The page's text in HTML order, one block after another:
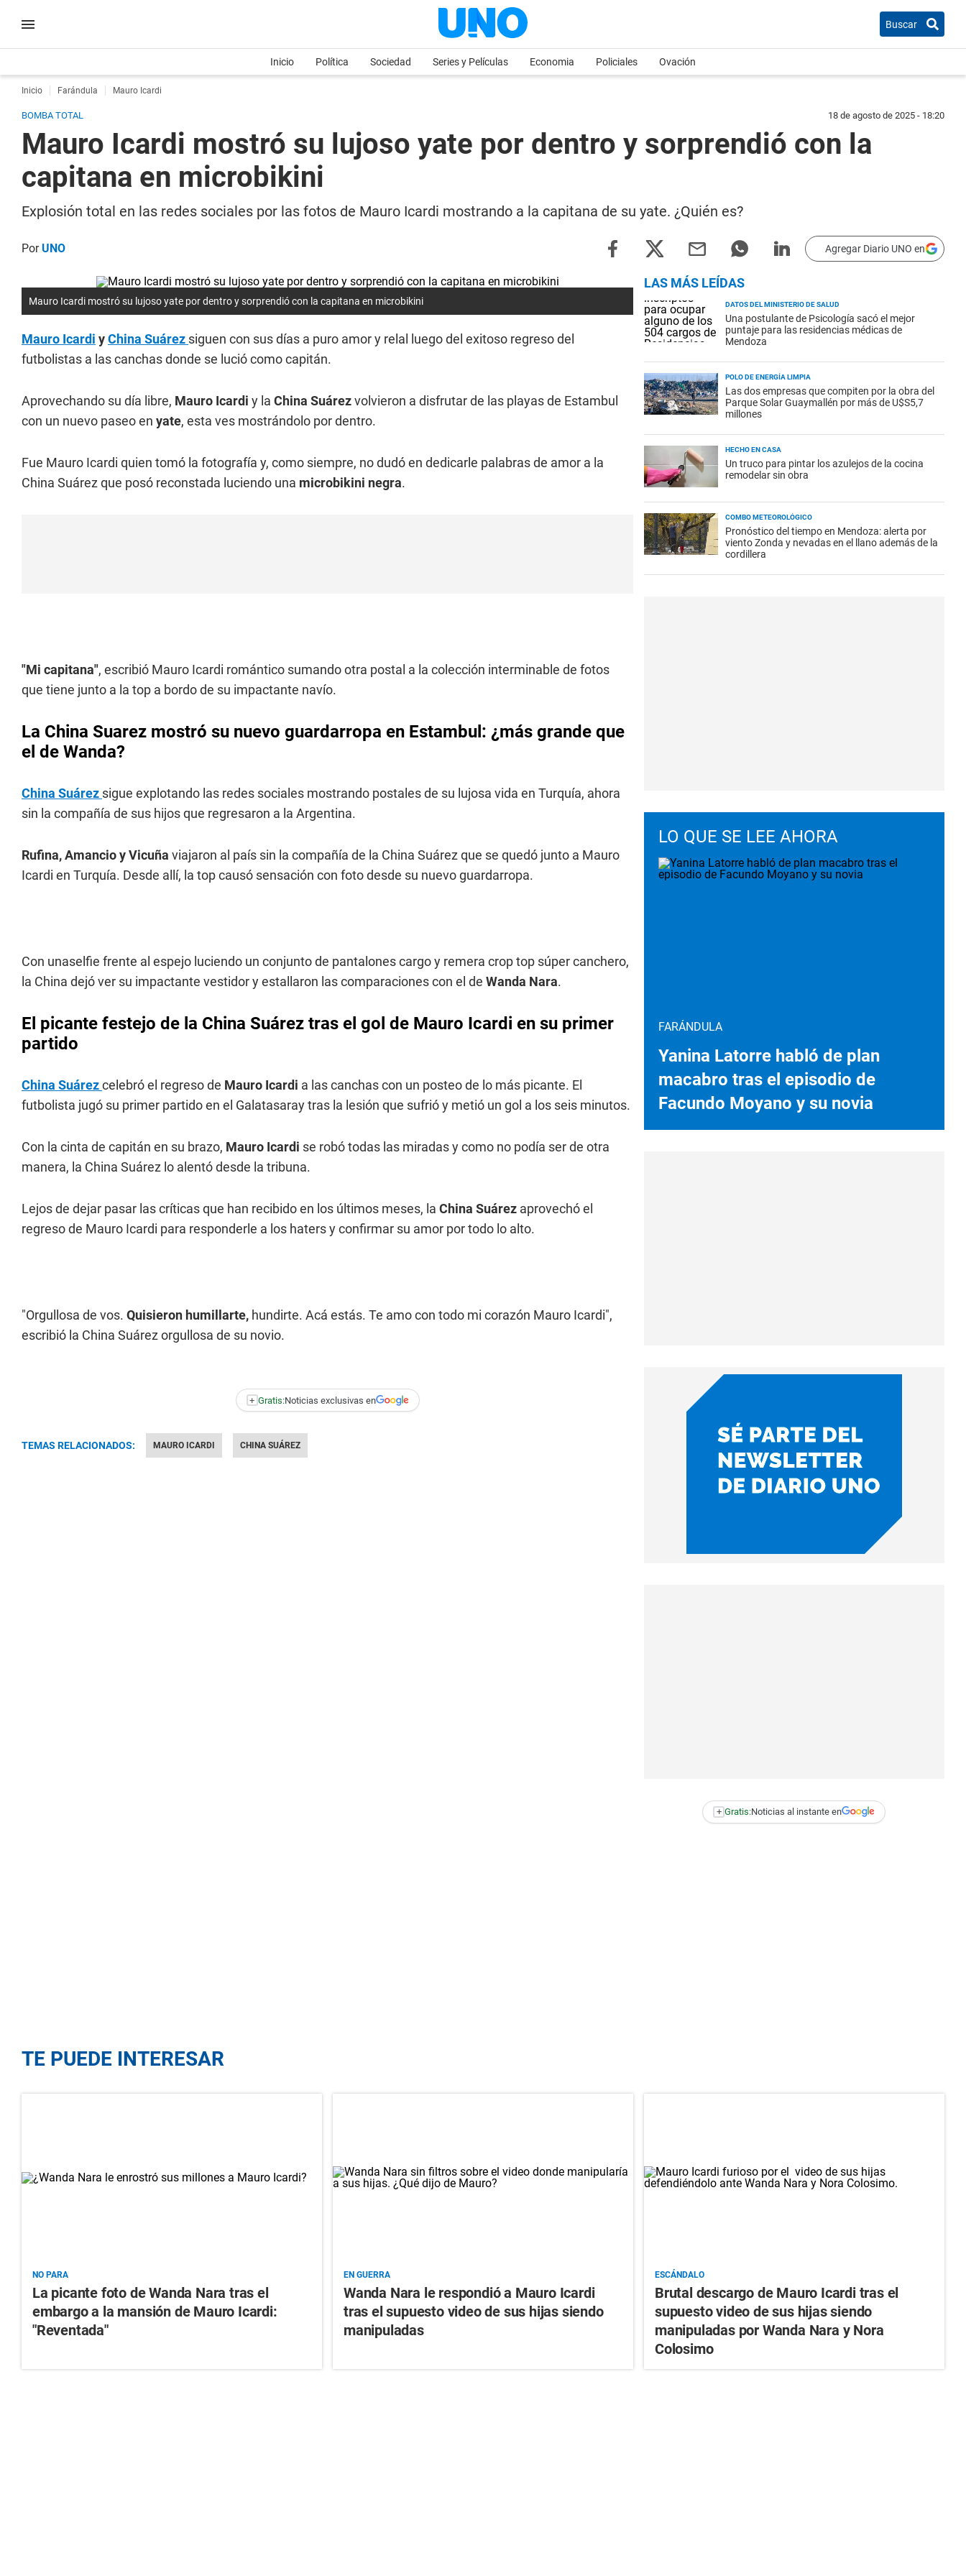
Buscar
Inicio Política Sociedad Series y Películas Economia Policiales Ovación
Inicio Farándula Mauro Icardi
BOMBA TOTAL 18 de agosto de 2025 - 18:20
Mauro Icardi mostró su lujoso yate por dentro y sorprendió con la
capitana en microbikini
Explosión total en las redes sociales por las fotos de Mauro Icardi mostrando a la capitana de su yate. ¿Quién es?
PorUNO Agregar Diario UNO en
Mauro Icardi mostró su lujoso yate por dentro y sorprendió con la capitana en microbikini
Mauro Icardi yChina Suárez siguen con sus días a puro amor y relal luego del exitoso regreso del
futbolistas a las canchas donde se lució como capitán.
Aprovechando su día libre, Mauro Icardi y la China Suárezvolvieron a disfrutar de las playas de Estambul
con un nuevo paseo en yate, esta ves mostrándolo por dentro.
Fue Mauro Icardi quien tomó la fotografía y, como siempre, no dudó en dedicarle palabras de amor a la
China Suárez que posó reconstada luciendo una microbikini negra.
"Mi capitana", escribió Mauro Icardi romántico sumando otra postal a la colección interminable de fotos
que tiene junto a la top a bordo de su impactante navío.
La China Suarez mostró su nuevo guardarropa en Estambul: ¿más grande que
el de Wanda?
China Suárez sigue explotando las redes sociales mostrando postales de su lujosa vida en Turquía, ahora
sin la compañía de sus hijos que regresaron a la Argentina.
Rufina, Amancio y Vicuña viajaron al país sin la compañía de la China Suárez que se quedó junto a Mauro
Icardi en Turquía. Desde allí, la top causó sensación con foto desde su nuevo guardarropa.
Con unaselfie frente al espejo luciendo un conjunto de pantalones cargo y remera crop top súper canchero,
la China dejó ver su impactante vestidor y estallaron las comparaciones con el de Wanda Nara.
El picante festejo de la China Suárez tras el gol de Mauro Icardi en su primer
partido
China Suárezcelebró el regreso de Mauro Icardi a las canchas con un posteo de lo más picante. El
futbolista jugó su primer partido en el Galatasaray tras la lesión que sufrió y metió un gol a los seis minutos.
Con la cinta de capitán en su brazo, Mauro Icardi se robó todas las miradas y como no podía ser de otra
manera, la China Suárez lo alentó desde la tribuna.
Lejos de dejar pasar las críticas que han recibido en los últimos meses, la China Suárez aprovechó el
regreso de Mauro Icardi para responderle a los haters y confirmar su amor por todo lo alto.
"Orgullosa de vos. Quisieron humillarte, hundirte. Acá estás. Te amo con todo mi corazón Mauro Icardi",
escribió la China Suárez orgullosa de su novio.
+ Gratis:Noticias exclusivas en
TEMAS RELACIONADOS: MAURO ICARDI CHINA SUÁREZ
LAS MÁS LEÍDAS
DATOS DEL MINISTERIO DE SALUD
Una postulante de Psicología sacó el mejor
puntaje para las residencias médicas de
Mendoza
POLO DE ENERGÍA LIMPIA
Las dos empresas que compiten por la obra del
Parque Solar Guaymallén por más de U$S5,7
millones
HECHO EN CASA
Un truco para pintar los azulejos de la cocina
remodelar sin obra
COMBO METEOROLÓGICO
Pronóstico del tiempo en Mendoza: alerta por
viento Zonda y nevadas en el llano además de la
cordillera
LO QUE SE LEE AHORA
FARÁNDULA
Yanina Latorre habló de plan
macabro tras el episodio de
Facundo Moyano y su novia
+ Gratis:Noticias al instante en
TE PUEDE INTERESAR
NO PARA
La picante foto de Wanda Nara tras el
embargo a la mansión de Mauro Icardi:
"Reventada"
EN GUERRA
Wanda Nara le respondió a Mauro Icardi
tras el supuesto video de sus hijas siendo
manipuladas
ESCÁNDALO
Brutal descargo de Mauro Icardi tras el
supuesto video de sus hijas siendo
manipuladas por Wanda Nara y Nora
Colosimo